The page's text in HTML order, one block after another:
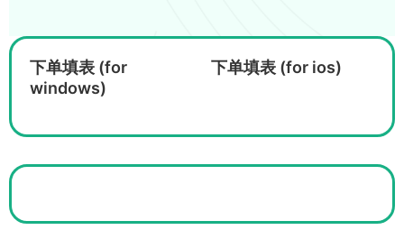
下单填表 (for
windows)
下单填表 (for ios)